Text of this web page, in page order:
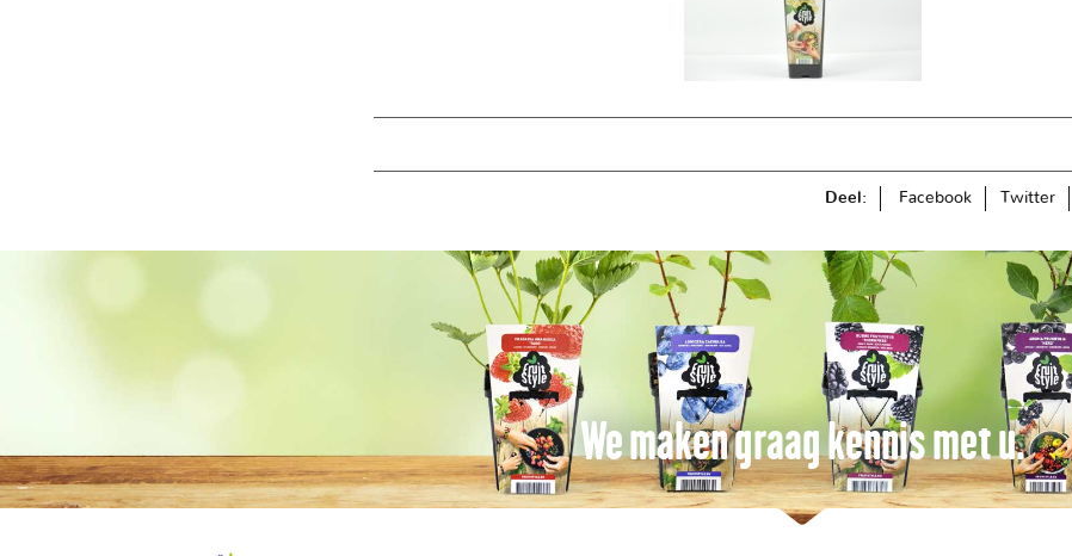
Deel: Facebook Twitter
We maken graag kennis met u.